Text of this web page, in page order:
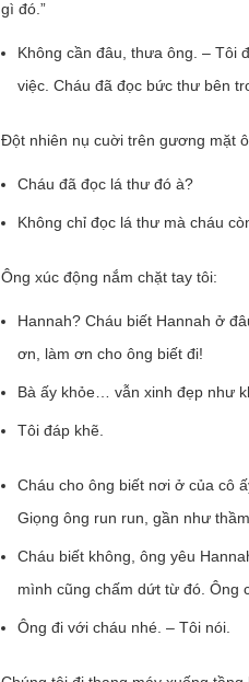
gì đó.”
Không cần đâu, thưa ông. – Tôi
việc. Cháu đã đọc bức thư bên
Đột nhiên nụ cuời trên gương mặt
Cháu đã đọc lá thư đó à?
Không chỉ đọc lá thư mà cháu
Ông xúc động nắm chặt tay tôi:
Hannah? Cháu biết Hannah ở
ơn, làm ơn cho ông biết đi!
Bà ấy khỏe… vẫn xinh đẹp như
Tôi đáp khẽ.
Cháu cho ông biết nơi ở của cô
Giọng ông run run, gần như
Cháu biết không, ông yêu
mình cũng chấm dứt từ đó. Ông
Ông đi với cháu nhé. – Tôi nói.